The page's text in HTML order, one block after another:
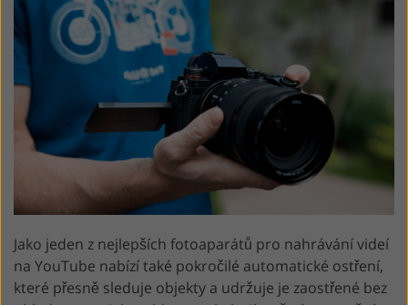
Jako jeden z nejlepších fotoaparátů pro nahrávání videí
na YouTube nabízí také pokročilé automatické ostření,
které přesně sleduje objekty a udržuje je zaostřené bez